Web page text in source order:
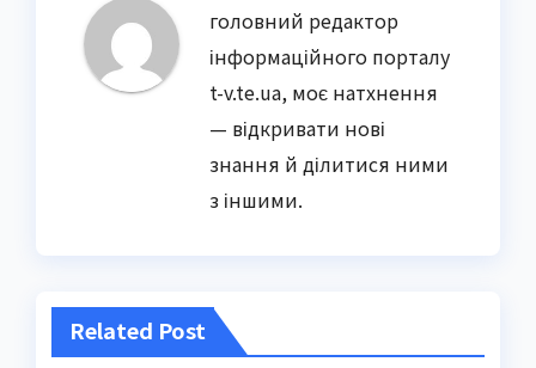
головний редактор
інформаційного порталу
t-v.te.ua, моє натхнення
— відкривати нові
знання й ділитися ними
з іншими.
Related Post